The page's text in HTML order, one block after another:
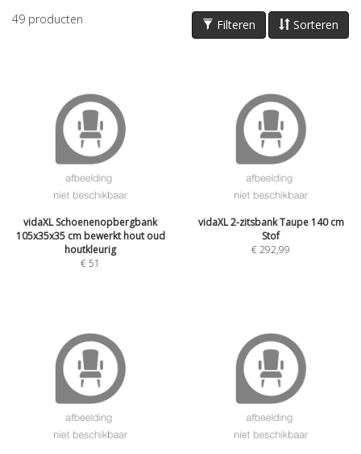
Sorteren
Filteren
49 producten
vidaXL Schoenenopbergbank
105x35x35 cm bewerkt hout oud
houtkleurig
€51
vidaXL 2-zitsbank Taupe 140 cm
Stof
€292,99